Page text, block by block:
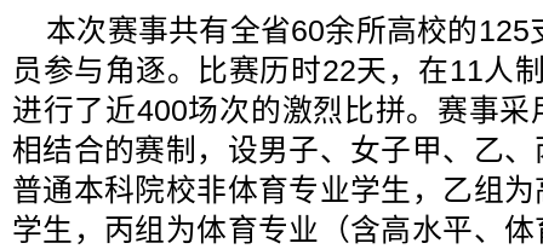
本次赛事共有全省60余所高校的
员参与角逐。比赛历时22天，在11人
进行了近400场次的激烈比拼。赛事
相结合的赛制，设男子、女子甲、乙
普通本科院校非体育专业学生，乙组
学生，丙组为体育专业（含高水平、